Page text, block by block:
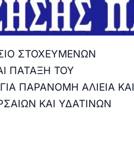
ΣΤΟΧΕΥΜΕΝΩΝ
ΠΑΤΑΞΗ ΤΟΥ
ΠΑΡΑΝΟΜΗ ΑΛΙΕΙΑ ΚΑΙ
ΚΑΙ ΥΔΑΤΙΝΩΝ